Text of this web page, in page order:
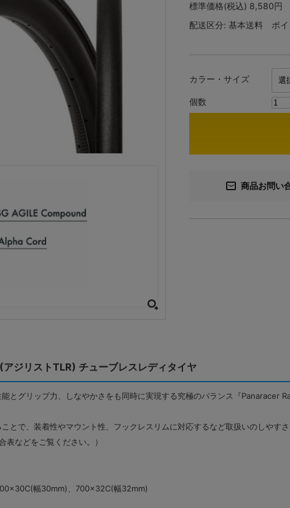
標準価格(税込) 8,580円
配送区分: 基本送料 ポ
カラー・サイズ
個数
商品お問い
ジリストTLR) チューブレスレディタイヤ
とグリップ力、しなやかさをも同時に実現する究極のバランス『Panaracer
とで、装着性やマウント性、フックレスリムに対応するなど取扱いのしやす
表などをご覧ください。）
幅30mm)、700×32C(幅32mm)